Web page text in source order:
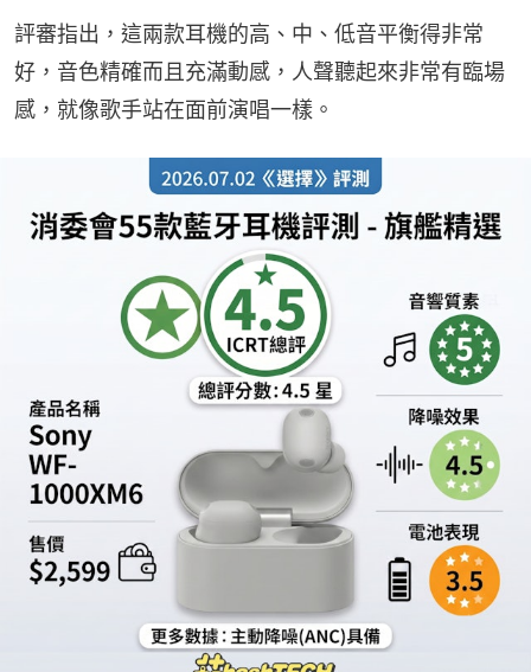
評審指出，這兩款耳機的高、中、低音平衡得非常
好，音色精確而且充滿動感，人聲聽起來非常有臨場
感，就像歌手站在面前演唱一樣。